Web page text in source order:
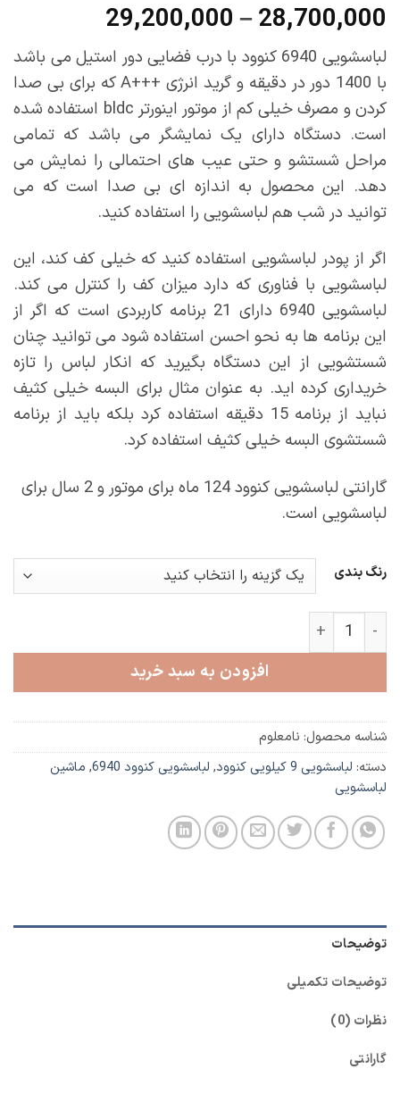
28,700,000
–
29,200,000
قیمت:
تا
لباسشویی 6940 کنوود با درب فضایی دور استیل می باشد
با 1400 دور در دقیقه و گرید انرژی +++A که برای بی صدا
کردن و مصرف خیلی کم از موتور اینورتر bldc استفاده شده
است. دستگاه دارای یک نمایشگر می باشد که تمامی
مراحل شستشو و حتی عیب های احتمالی را نمایش می
دهد. این محصول به اندازه ای بی صدا است که می
توانید در شب هم لباسشویی را استفاده کنید.
اگر از پودر لباسشویی استفاده کنید که خیلی کف کند، این
لباسشویی با فناوری که دارد میزان کف را کنترل می کند.
لباسشویی 6940 دارای 21 برنامه کاربردی است که اگر از
این برنامه ها به نحو احسن استفاده شود می توانید چنان
شستشویی از این دستگاه بگیرید که انکار لباس را تازه
خریداری کرده اید. به عنوان مثال برای البسه خیلی کثیف
نباید از برنامه 15 دقیقه استفاده کرد بلکه باید از برنامه
شستشوی البسه خیلی کثیف استفاده کرد.
گارانتی لباسشویی کنوود 124 ماه برای موتور و 2 سال برای
لباسشویی است.
رنگ بندی
ماشین لباسشویی 9 کیلویی کنوود سفید مدل KW6940w عدد
افزودن به سبد خرید
شناسه محصول: نامعلوم
دسته: لباسشویی 9 کیلویی کنوود , لباسشویی کنوود 6940 , ماشین
لباسشویی
توضیحات
توضیحات تکمیلی
نظرات (0)
گارانتی